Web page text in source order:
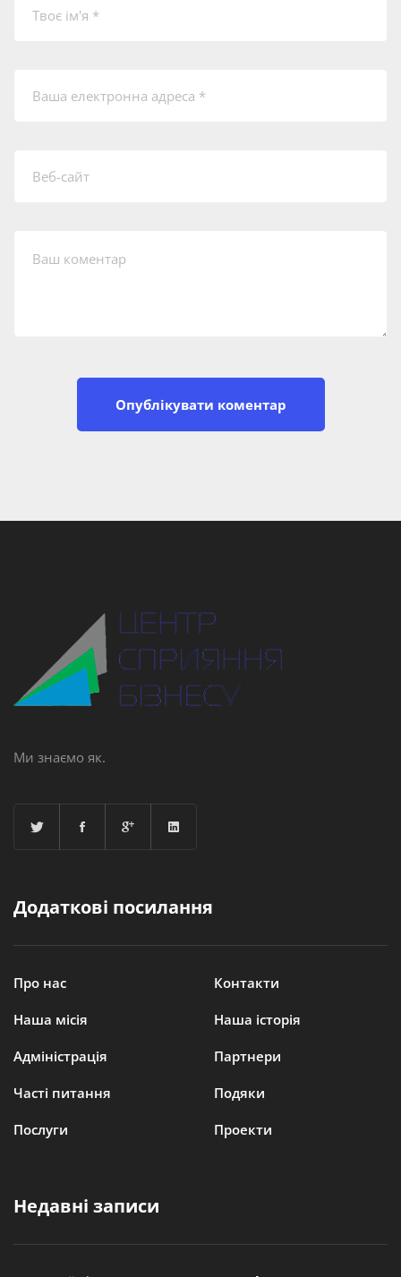
Ми знаємо як.
Додаткові посилання
Про нас Контакти
Наша місія Наша історія
Адміністрація Партнери
Часті питання Подяки
Послуги Проекти
Недавні записи